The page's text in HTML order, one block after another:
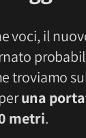
voci, il
troviamo
una
metri.